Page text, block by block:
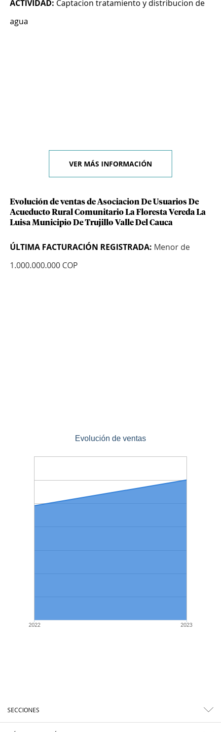
ACTIVIDAD: Captacion tratamiento y distribucion de
agua
VER MÁS INFORMACIÓN
Evolución de ventas de Asociacion De Usuarios De
Acueducto Rural Comunitario La Floresta Vereda La
Luisa Municipio De Trujillo Valle Del Cauca
ÚLTIMA FACTURACIÓN REGISTRADA: Menor de
1.000.000.000 COP
Evolución de ventas
2022 2023
SECCIONES